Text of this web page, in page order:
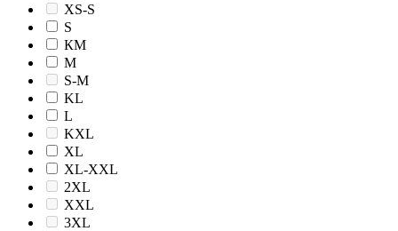
XS-S
S
КМ
M
S-M
KL
L
KXL
XL
XL-XXL
2XL
XXL
3XL